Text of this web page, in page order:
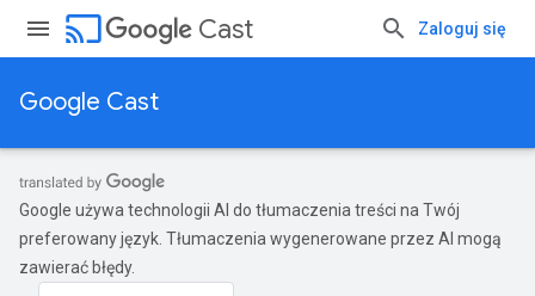
cast Cast Zaloguj się
Google Cast
Google używa technologii AI do tłumaczenia treści na Twój
preferowany język. Tłumaczenia wygenerowane przez AI mogą
zawierać błędy.